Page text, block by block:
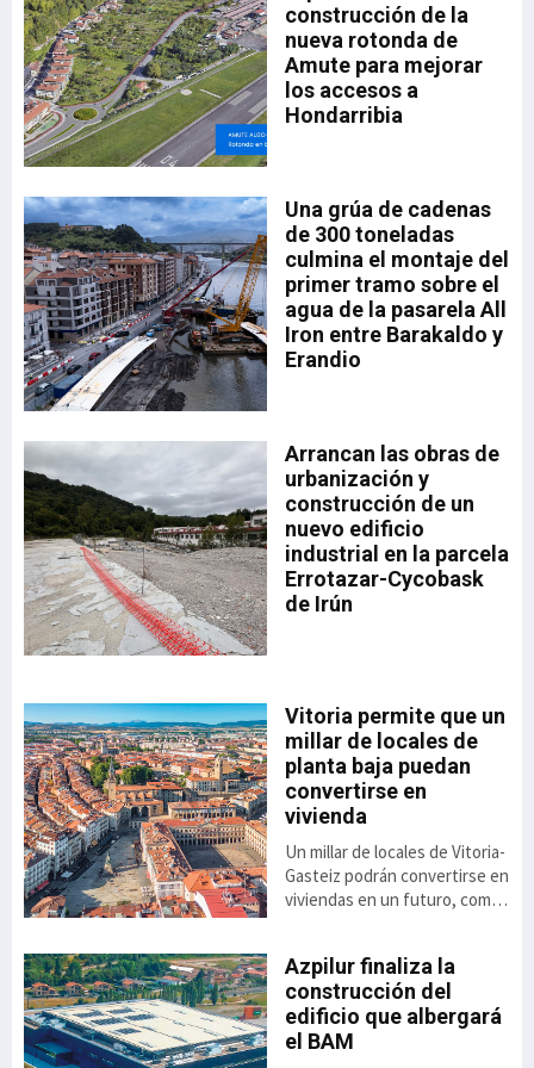
construcción de la
nueva rotonda de
Amute para mejorar
los accesos a
Hondarribia
Una grúa de cadenas
de 300 toneladas
culmina el montaje del
primer tramo sobre el
agua de la pasarela All
Iron entre Barakaldo y
Erandio
Arrancan las obras de
urbanización y
construcción de un
nuevo edificio
industrial en la parcela
Errotazar-Cycobask
de Irún
Vitoria permite que un
millar de locales de
planta baja puedan
convertirse en
vivienda
Un millar de locales de Vitoria-
Gasteiz podrán convertirse en
viviendas en un futuro, como
nueva ordenanza anunciada
por el ayuntamiento. Se trata
de una alternativa
habitacional cuya aprobación
Azpilur finaliza la
construcción del
edificio que albergará
el BAM